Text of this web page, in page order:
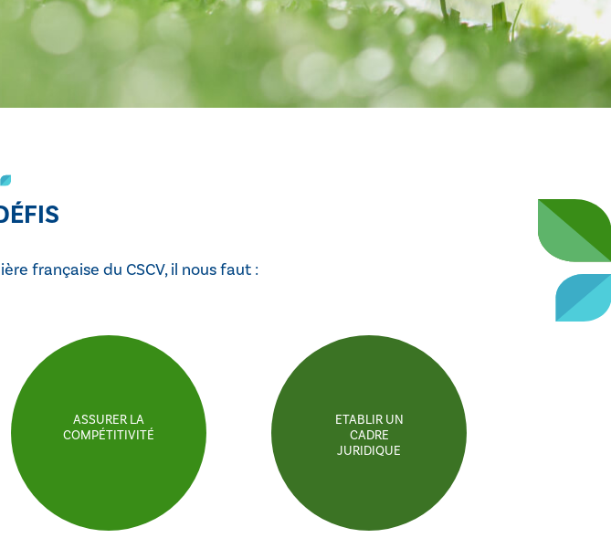
française du CSCV, il nous faut :
ASSURER LA
COMPÉTITIVITÉ
ETABLIR UN
CADRE
JURIDIQUE